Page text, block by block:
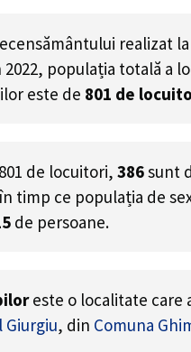
realizat
populația totală a
este de 801 de
801 de locuitori, 386sunt
timp ce populația de
de persoane.
este o localitate care
, din Comuna